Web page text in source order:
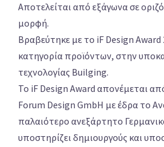
Αποτελείται από εξάγωνα σε
μορφή.
Βραβεύτηκε με το iF Design Award
κατηγορία προϊόντων, στην
τεχνολογίας Builging.
Το iF Design Award απονέμεται
Forum Design GmbH με έδρα το
παλαιότερο ανεξάρτητο
υποστηρίζει δημιουργούς και